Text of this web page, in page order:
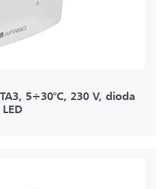
5÷30°C, 230 V, dioda
LED